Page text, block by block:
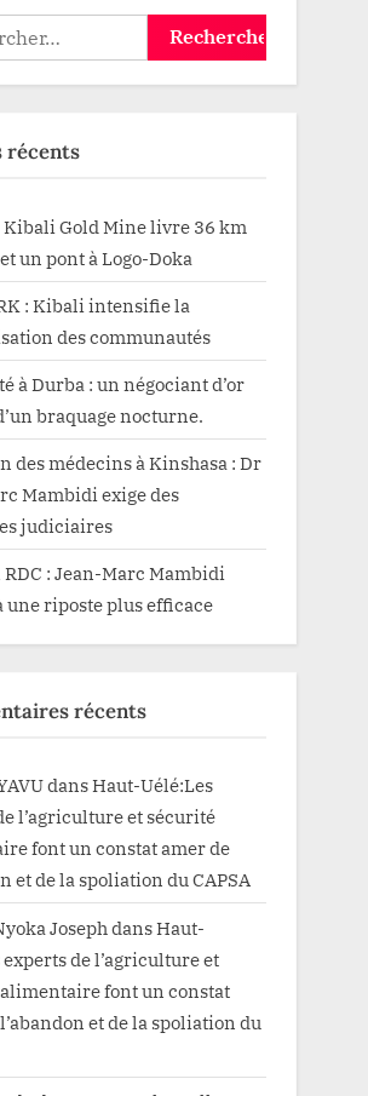
:
récents
Kibali Gold Mine livre 36 km
un pont à Logo-Doka
: Kibali intensifie la
des communautés
à Durba : un négociant d’or
braquage nocturne.
des médecins à Kinshasa : Dr
Mambidi exige des
judiciaires
RDC : Jean-Marc Mambidi
une riposte plus efficace
récents
dansHaut-Uélé:Les
l’agriculture et sécurité
font un constat amer de
et de la spoliation du CAPSA
JosephdansHaut-
experts de l’agriculture et
font un constat
et de la spoliation du